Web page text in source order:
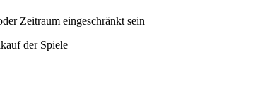
Zeitraum eingeschränkt sein
der Spiele